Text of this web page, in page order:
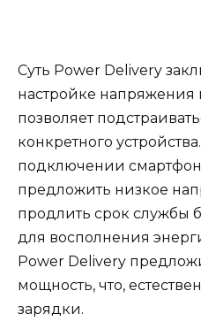
Суть Power Delivery
настройке напряжения
позволяет
конкретного
подключении
предложить низкое
продлить срок службы
для восполнения
Power Delivery
мощность, что,
зарядки.